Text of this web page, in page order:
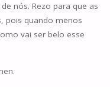
nós. Rezo para que as
pois quando menos
vai ser belo esse